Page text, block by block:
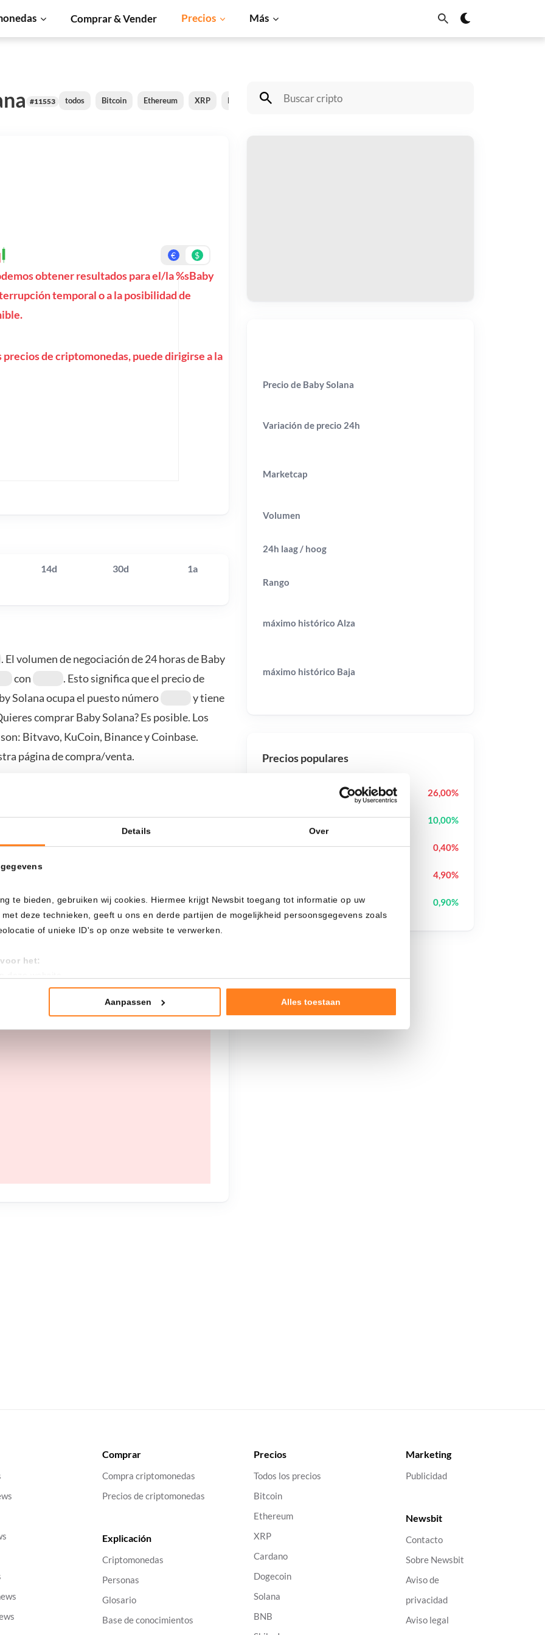
Details Over
te bieden, gebruiken wij cookies. Hiermee krijgt Newsbit toegang tot informatie op uw
deze technieken, geeft u ons en derde partijen de mogelijkheid persoonsgegevens zoals
of unieke ID's op onze website te verwerken.
het:
te geven om deze technieken te gebruiken voor bovenstaande doelen of maak
Aanpassen Alles toestaan
Comprar & Vender Precios Más
#11553 todos Bitcoin Ethereum XRP BNB Solana Dogecoin
€ $
obtener resultados para el/la %sBaby
temporal o a la posibilidad de
de criptomonedas, puede dirigirse a la
14d 30d 1a
. El volumen de negociación de 24 horas de Baby
con
. Esto significa que el precio de
Solana ocupa el puesto número
y tiene
comprar Baby Solana? Es posible. Los
Bitvavo, KuCoin, Binance y Coinbase.
página de compra/venta.
pasa si…?
Inversión total
---
opgehaald, probeer het later
Precio de Baby Solana
Variación de precio 24h
Marketcap
Volumen
24h laag / hoog
Rango
máximo histórico Alza
máximo histórico Baja
Precios populares
CASHCAT 26,00%
Lighter LIT 10,00%
Pump.fun PUMP 0,40%
4,90%
Bitcoin BTC 0,90%
Comprar
Compra criptomonedas
Precios de criptomonedas
Explicación
Criptomonedas
Personas
Glosario
Base de conocimientos
Precios
Todos los precios
Bitcoin
Ethereum
XRP
Cardano
Dogecoin
Solana
BNB
Marketing
Publicidad
Newsbit
Contacto
Sobre Newsbit
Aviso de
privacidad
Aviso legal